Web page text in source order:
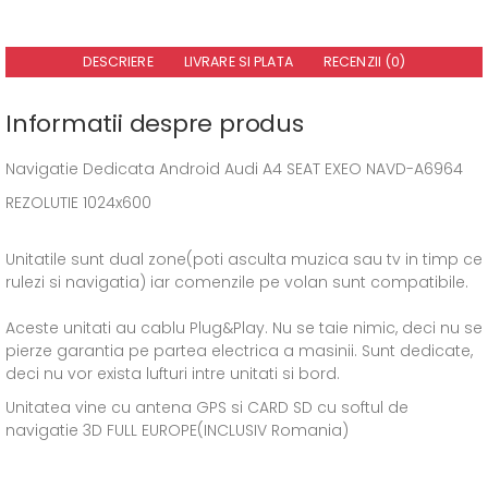
DESCRIERE LIVRARE SI PLATA RECENZII (0)
Informatii despre produs
Navigatie Dedicata Android Audi A4 SEAT EXEO NAVD-A6964
REZOLUTIE 1024x600
Unitatile sunt dual zone(poti asculta muzica sau tv in timp ce
rulezi si navigatia) iar comenzile pe volan sunt compatibile.
Aceste unitati au cablu Plug&Play. Nu se taie nimic, deci nu se
pierze garantia pe partea electrica a masinii. Sunt dedicate,
deci nu vor exista lufturi intre unitati si bord.
Unitatea vine cu antena GPS si CARD SD cu softul de
navigatie 3D FULL EUROPE(INCLUSIV Romania)